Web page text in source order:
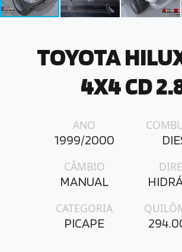
TOYOTA
4X4 CD
ANO
1999/2000
CÂMBIO
MANUAL
CATEGORIA
PICAPE